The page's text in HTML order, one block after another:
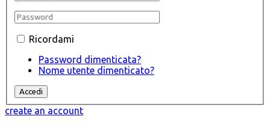
Ricordami
Password dimenticata?
Nome utente dimenticato?
create an account